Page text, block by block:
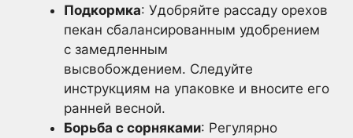
Подкормка: Удобряйте рассаду орехов
пекан сбалансированным удобрением
с замедленным
высвобождением. Следуйте
инструкциям на упаковке и вносите его
ранней весной.
Борьба с сорняками: Регулярно